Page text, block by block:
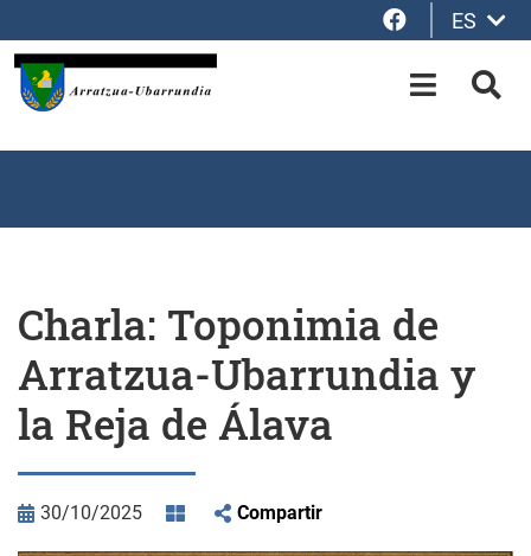
Facebook
ES
OPEN-
Charla: Toponimia de
Arratzua-Ubarrundia y
la Reja de Álava
30/10/2025 Compartir